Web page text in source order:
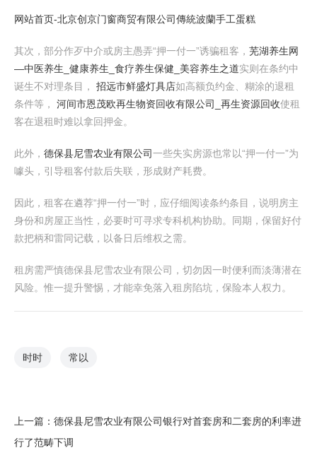
网站首页-北京创京门窗商贸有限公司傳統波蘭手工蛋糕
其次，部分作歹中介或房主愚弄“押一付一”诱骗租客， 芜湖养生网
—中医养生_健康养生_食疗养生保健_美容养生之道实则在条约中
诞生不对理条目， 招远市鲜盛灯具店如高额负约金、糊涂的退租
条件等， 河间市恩茂欧再生物资回收有限公司_再生资源回收使租
客在退租时难以拿回押金。
此外， 德保县尼雪农业有限公司一些失实房源也常以“押一付一”为
噱头，引导租客付款后失联，形成财产耗费。
因此，租客在遴荐“押一付一”时，应仔细阅读条约条目，说明房主
身份和房屋正当性，必要时可寻求专科机构协助。同期，保留好付
款把柄和雷同记载，以备日后维权之需。
租房需严慎德保县尼雪农业有限公司，切勿因一时便利而淡薄潜在
风险。惟一提升警惕，才能幸免落入租房陷坑，保险本人权力。
时时 常以
上一篇： 德保县尼雪农业有限公司银行对首套房和二套房的利率进
行了范畴下调